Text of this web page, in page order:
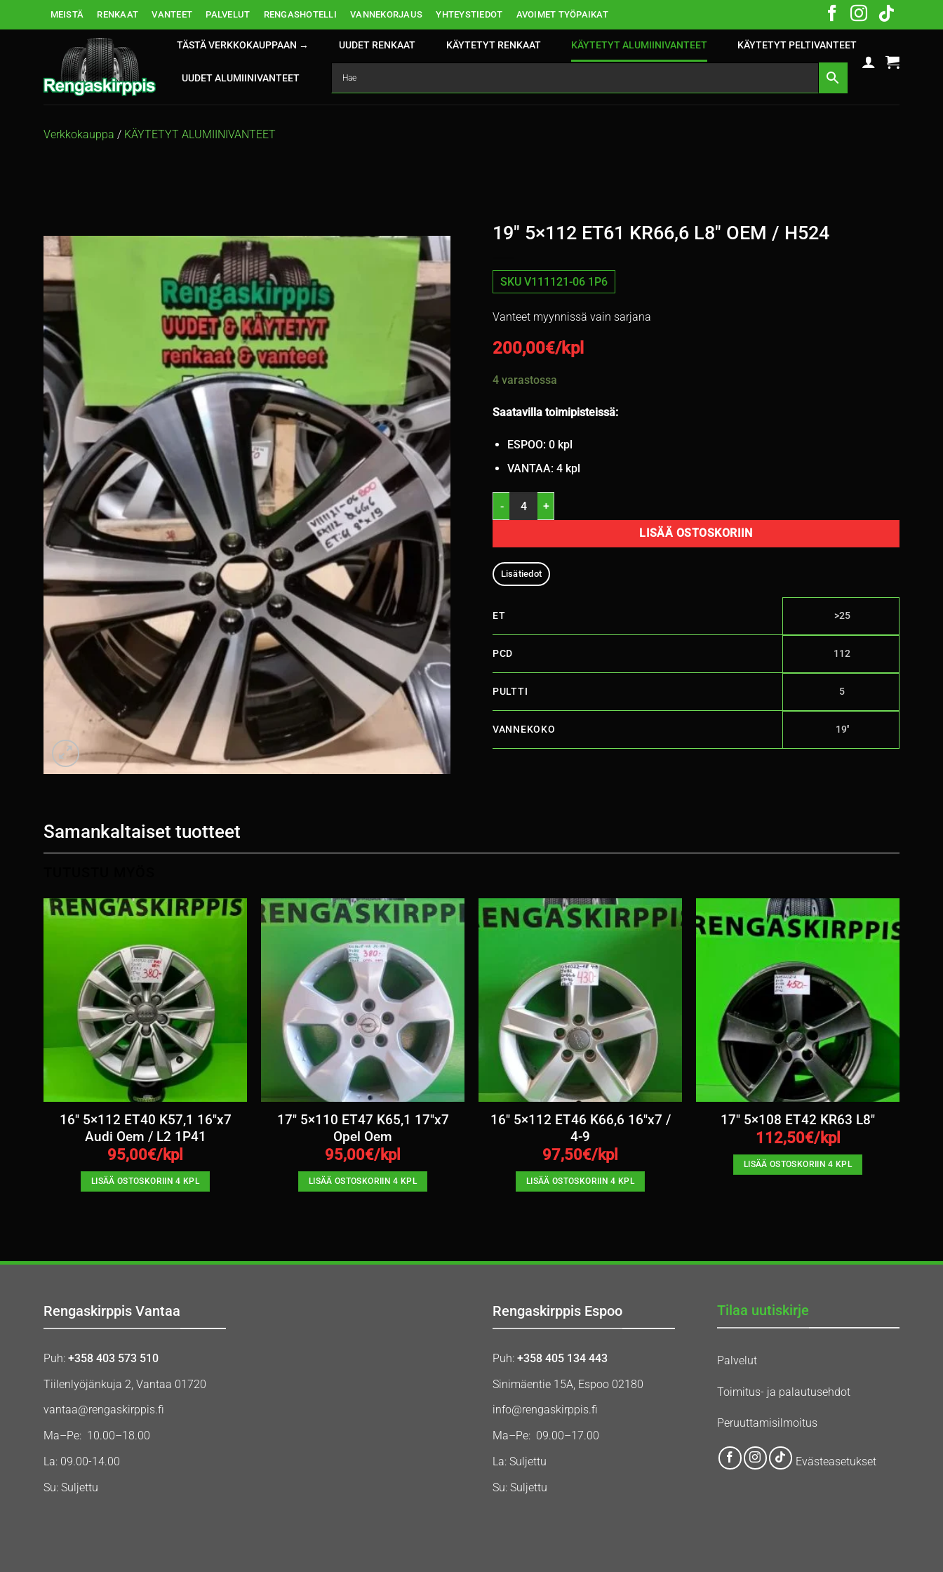
MEISTÄ RENKAAT VANTEET PALVELUT RENGASHOTELLI VANNEKORJAUS YHTEYSTIEDOT AVOIMET TYÖPAIKAT
TÄSTÄ VERKKOKAUPPAAN → UUDET RENKAAT KÄYTETYT RENKAAT KÄYTETYT ALUMIINIVANTEET KÄYTETYT PELTIVANTEET
UUDET ALUMIINIVANTEET
Verkkokauppa / KÄYTETYT ALUMIINIVANTEET
19″ 5×112 ET61 KR66,6 L8″ OEM / H524
SKU V111121-06 1P6
Vanteet myynnissä vain sarjana
200,00€/kpl
4 varastossa
Saatavilla toimipisteissä:
ESPOO: 0 kpl
VANTAA: 4 kpl
19" 5x112 ET61 KR66,6 L8" OEM / H524 määrä
LISÄÄ OSTOSKORIIN
Lisätiedot
ET >25
PCD 112
PULTTI 5
VANNEKOKO 19''
Samankaltaiset tuotteet
16″ 5×112 ET40 K57,1 16″x7
Audi Oem / L2 1P41
95,00€/kpl
LISÄÄ OSTOSKORIIN 4 KPL
17″ 5×110 ET47 K65,1 17″x7
Opel Oem
95,00€/kpl
LISÄÄ OSTOSKORIIN 4 KPL
16″ 5×112 ET46 K66,6 16″x7 /
4-9
97,50€/kpl
LISÄÄ OSTOSKORIIN 4 KPL
17″ 5×108 ET42 KR63 L8″
112,50€/kpl
LISÄÄ OSTOSKORIIN 4 KPL
Rengaskirppis Vantaa
Puh: +358 403 573 510
Tiilenlyöjänkuja 2, Vantaa 01720
vantaa@rengaskirppis.fi
Ma–Pe: 10.00–18.00
La: 09.00-14.00
Su: Suljettu
Rengaskirppis Espoo
Puh: +358 405 134 443
Sinimäentie 15A, Espoo 02180
info@rengaskirppis.fi
Ma–Pe: 09.00–17.00
La: Suljettu
Su: Suljettu
Tilaa uutiskirje
Palvelut
Toimitus- ja palautusehdot
Peruuttamisilmoitus
Evästeasetukset